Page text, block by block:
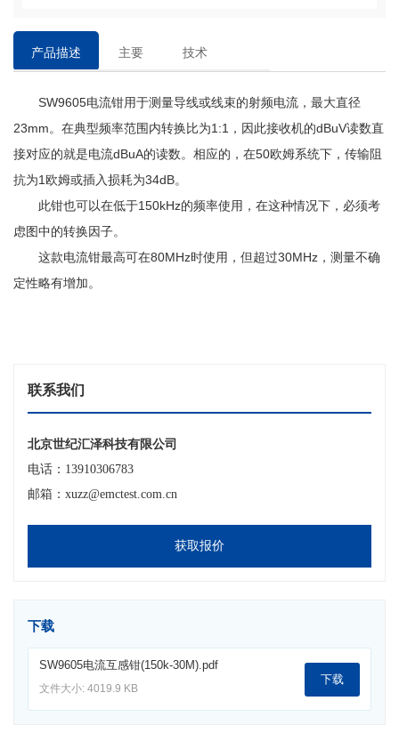
产品描述
主要
技术
SW9605电流钳用于测量导线或线束的射频电流，最大直径
23mm。在典型频率范围内转换比为1:1，因此接收机的dBuV读数直
接对应的就是电流dBuA的读数。相应的，在50欧姆系统下，传输阻
抗为1欧姆或插入损耗为34dB。
此钳也可以在低于150kHz的频率使用，在这种情况下，必须考
虑图中的转换因子。
这款电流钳最高可在80MHz时使用，但超过30MHz，测量不确
定性略有增加。
联系我们
北京世纪汇泽科技有限公司
电话：13910306783
邮箱：xuzz@emctest.com.cn
获取报价
下载
SW9605电流互感钳(150k-30M).pdf
文件大小: 4019.9 KB
下载